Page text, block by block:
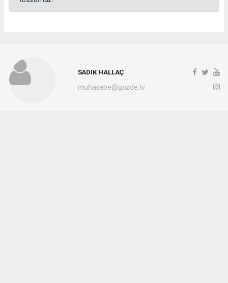
SADIK HALLAÇ
muhasebe@gozde.tv